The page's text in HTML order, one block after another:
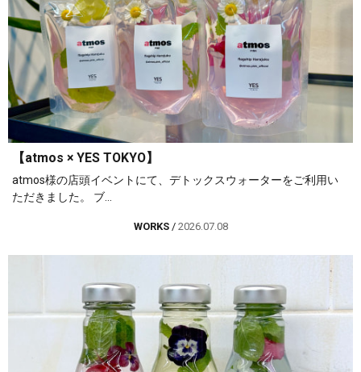
【atmos × YES TOKYO】
atmos様の店頭イベントにて、デトックスウォーターをご利用い
ただきました。 ブ...
WORKS/ 2026.07.08